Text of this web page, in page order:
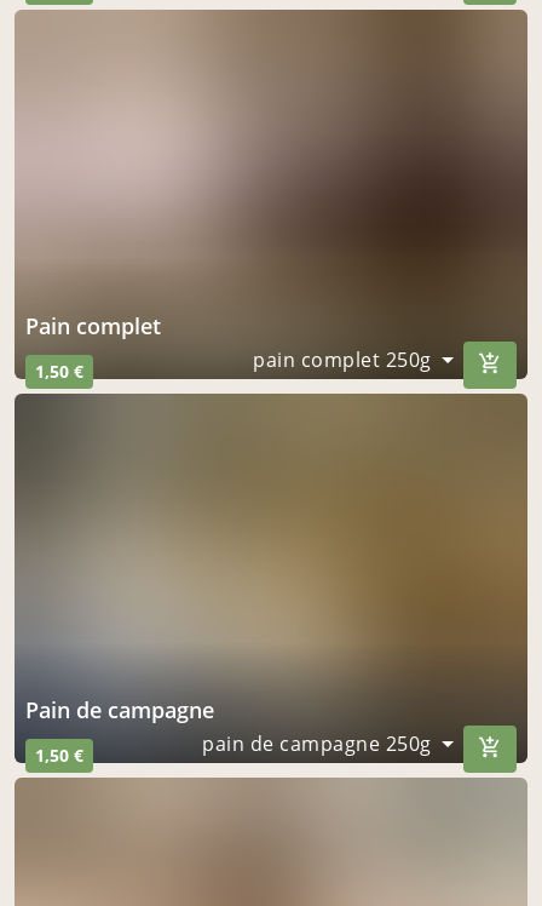
pain complet
1,50 € pain complet 250g
pain de campagne
1,50 € pain de campagne 250g